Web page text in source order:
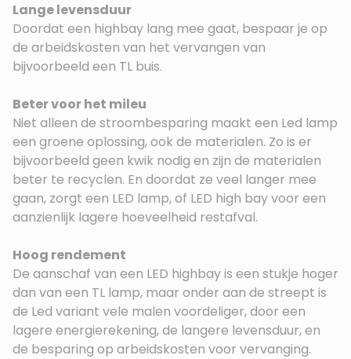
Lange levensduur
Doordat een highbay lang mee gaat, bespaar je op
de arbeidskosten van het vervangen van
bijvoorbeeld een TL buis.
Beter voor het mileu
Niet alleen de stroombesparing maakt een Led lamp
een groene oplossing, ook de materialen. Zo is er
bijvoorbeeld geen kwik nodig en zijn de materialen
beter te recyclen. En doordat ze veel langer mee
gaan, zorgt een LED lamp, of LED high bay voor een
aanzienlijk lagere hoeveelheid restafval.
Hoog rendement
De aanschaf van een LED highbay is een stukje hoger
dan van een TL lamp, maar onder aan de streept is
de Led variant vele malen voordeliger, door een
lagere energierekening, de langere levensduur, en
de besparing op arbeidskosten voor vervanging.